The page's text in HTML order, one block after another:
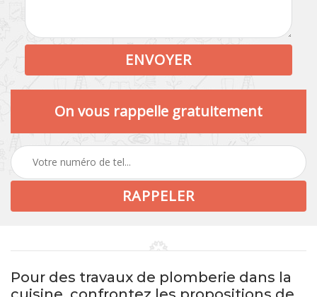
On vous rappelle gratuitement
Pour des travaux de plomberie dans la